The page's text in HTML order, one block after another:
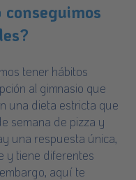
tener hábitos
al gimnasio que
una dieta estricta que
semana de pizza y
una respuesta única,
y tiene diferentes
aquí te